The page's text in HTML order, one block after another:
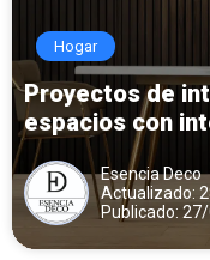
Hogar
Proyectos de
espacios con
Esencia Deco
Actualizado:
Publicado: